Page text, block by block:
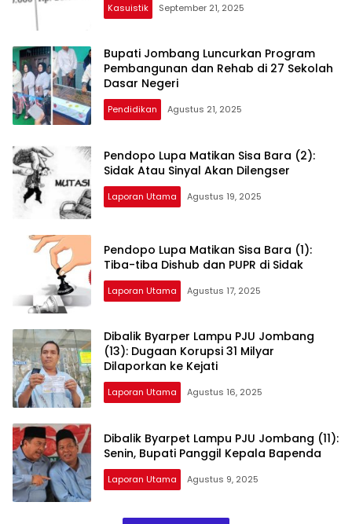
Kasuistik September 21, 2025
Bupati Jombang Luncurkan Program
Pembangunan dan Rehab di 27 Sekolah
Dasar Negeri
Pendidikan Agustus 21, 2025
Pendopo Lupa Matikan Sisa Bara (2):
Sidak Atau Sinyal Akan Dilengser
Laporan Utama Agustus 19, 2025
Pendopo Lupa Matikan Sisa Bara (1):
Tiba-tiba Dishub dan PUPR di Sidak
Laporan Utama Agustus 17, 2025
Dibalik Byarper Lampu PJU Jombang
(13): Dugaan Korupsi 31 Milyar
Dilaporkan ke Kejati
Laporan Utama Agustus 16, 2025
Dibalik Byarpet Lampu PJU Jombang (11):
Senin, Bupati Panggil Kepala Bapenda
Laporan Utama Agustus 9, 2025